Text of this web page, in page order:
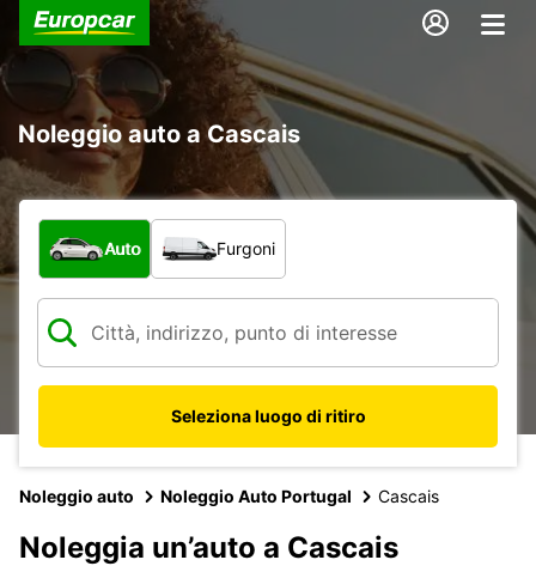
Noleggio auto a Cascais
Scegli la tipologia di veicolo:
Auto Furgoni
Seleziona luogo di ritiro
Noleggio auto Noleggio Auto Portugal Cascais
Noleggia un’auto a Cascais